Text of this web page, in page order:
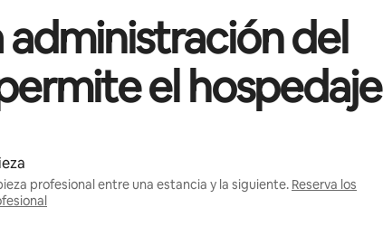
administración del
el hospedaje
profesional entre una estancia y la siguiente. Reserva los